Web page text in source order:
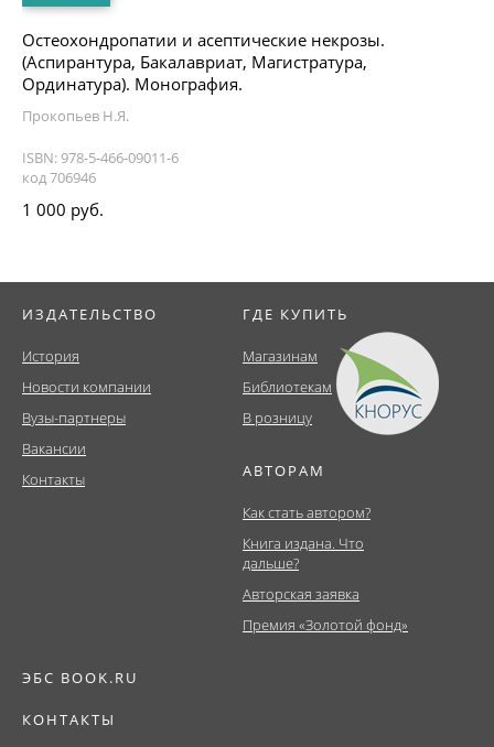
Остеохондропатии и асептические некрозы.
(Аспирантура, Бакалавриат, Магистратура,
Ординатура). Монография.
Прокопьев Н.Я.
ISBN: 978-5-466-09011-6
код 706946
1 000 руб.
ИЗДАТЕЛЬСТВО
История
Новости компании
Вузы-партнеры
Вакансии
Контакты
ГДЕ КУПИТЬ
Магазинам
Библиотекам
В розницу
АВТОРАМ
Как стать автором?
Книга издана. Что
дальше?
Авторская заявка
Премия «Золотой фонд»
ЭБС BOOK.RU
КОНТАКТЫ